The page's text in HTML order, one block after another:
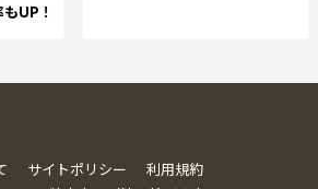
UP！
サイトポリシー
利用規約